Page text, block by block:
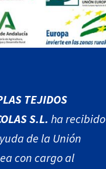
TEJIDOS
S.L. ha recibido
de la Unión
con cargo al